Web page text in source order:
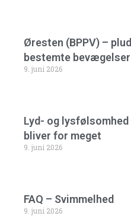
Øresten (BPPV) –
bestemte bevægelser
9. juni 2026
Lyd- og
bliver for meget
9. juni 2026
FAQ – Svimmelhed
9. juni 2026